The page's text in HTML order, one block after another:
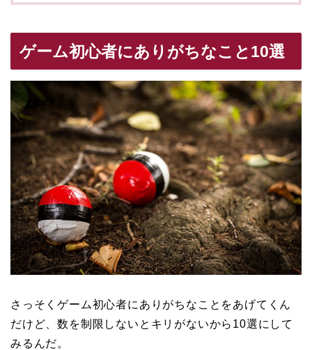
ゲーム初心者にありがちなこと10選
さっそくゲーム初心者にありがちなことをあげてくん
だけど、数を制限しないとキリがないから10選にして
みるんだ。